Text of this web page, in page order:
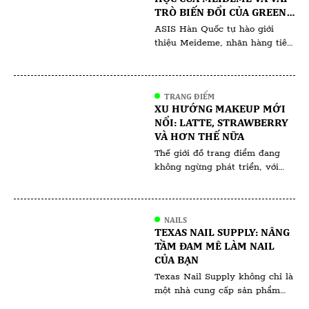
TRÒ BIẾN ĐỔI CỦA GREEN
SALVIA TRONG HỘI CHỨNG
NGHIỆN CORTICOID
ASIS Hàn Quốc tự hào giới
thiệu Meideme, nhãn hàng tiên
với chuyên gia điều chế và một
nhòm khách hàng người Việt
đang tìm cách giải quyết bệnh
lý mãn tính do phụ thuộc
Corticoid. […]
TRANG ĐIỂM
XU HƯỚNG MAKEUP MỚI
NỔI: LATTE, STRAWBERRY
VÀ HƠN THẾ NỮA
Thế giới đồ trang điểm đang
không ngừng phát triển, với
hướng trang điểm gần đây như
Latte Makeup, Strawberry
Makeup và những xu hướng
khác không chỉ mang tính
thẩm mỹ; chúng còn […]
NAILS
TEXAS NAIL SUPPLY: NÂNG
TẦM ĐAM MÊ LÀM NAIL
CỦA BẠN
Texas Nail Supply không chỉ là
một nhà cung cấp sản phẩm